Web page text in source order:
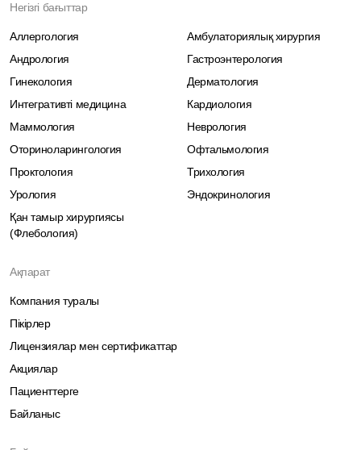
Негізгі бағыттар
Аллергология
Амбулаториялық хирургия
Андрология
Гастроэнтерология
Гинекология
Дерматология
Интегративті медицина
Кардиология
Маммология
Неврология
Оториноларингология
Офтальмология
Проктология
Трихология
Урология
Эндокринология
Қан тамыр хирургиясы
(Флебология)
Ақпарат
Компания туралы
Пікірлер
Лицензиялар мен сертификаттар
Акциялар
Пациенттерге
Байланыс